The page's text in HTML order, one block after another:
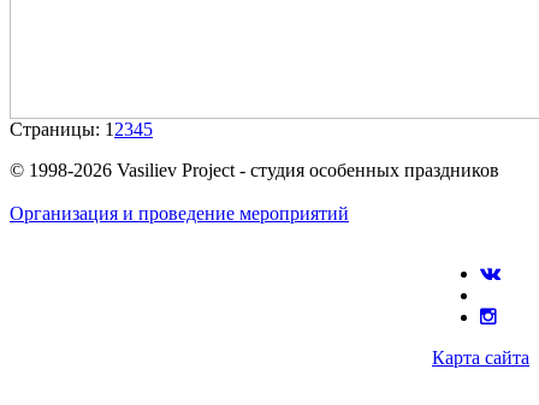
Страницы: 1 2345
© 1998-2026 Vasiliev Project - студия особенных праздников
Организация и проведение мероприятий
Карта сайта